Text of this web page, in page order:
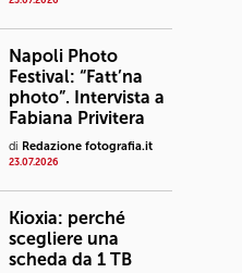
Napoli Photo
Festival: “Fatt’na
photo”. Intervista a
Fabiana Privitera
di Redazione fotografia.it
23.07.2026
Kioxia: perché
scegliere una
scheda da 1 TB